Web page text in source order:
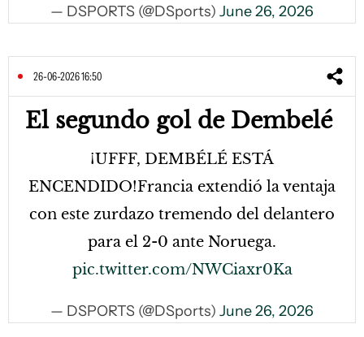
— DSPORTS (@DSports) June 26, 2026
26-06-2026 16:50
El segundo gol de Dembelé
¡UFFF, DEMBÉLÉ ESTÁ
ENCENDIDO!Francia extendió la ventaja
con este zurdazo tremendo del delantero
para el 2-0 ante Noruega.
pic.twitter.com/NWCiaxr0Ka
— DSPORTS (@DSports) June 26, 2026